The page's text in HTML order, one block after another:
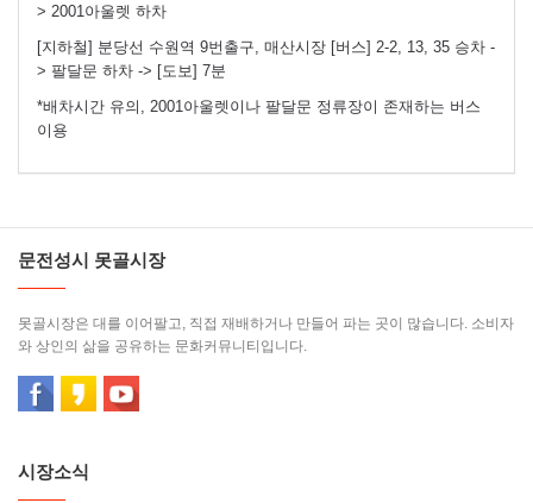
> 2001아울렛 하차
[지하철] 분당선 수원역 9번출구, 매산시장 [버스] 2-2, 13, 35 승차 -
> 팔달문 하차 -> [도보] 7분
*배차시간 유의, 2001아울렛이나 팔달문 정류장이 존재하는 버스
이용
문전성시 못골시장
못골시장은 대를 이어팔고, 직접 재배하거나 만들어 파는 곳이 많습니다. 소비자
와 상인의 삶을 공유하는 문화커뮤니티입니다.
시장소식